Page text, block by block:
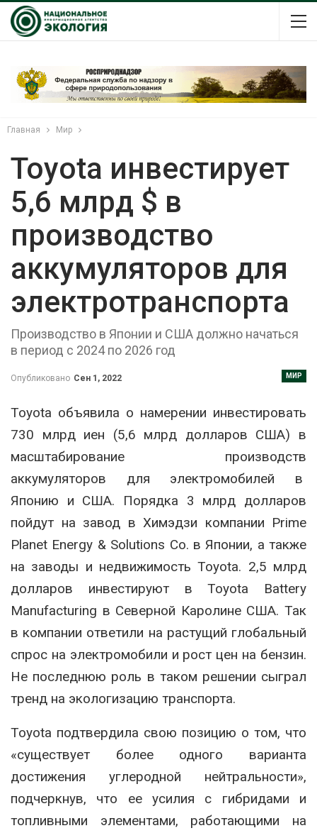
Главная Мир
Toyota инвестирует
5,6 млрд $ в
производство
аккумуляторов для
электротранспорта
Производство в Японии и США должно начаться
в период с 2024 по 2026 год
МИР
Опубликовано Сен 1, 2022
Toyota объявила о намерении инвестировать
730 млрд иен (5,6 млрд долларов США) в
масштабирование производств
аккумуляторов для электромобилей в
Японию и США. Порядка 3 млрд долларов
пойдут на завод в Химэдзи компании Prime
Planet Energy & Solutions Co. в Японии, а также
на заводы и недвижимость Toyota. 2,5 млрд
долларов инвестируют в Toyota Battery
Manufacturing в Северной Каролине США. Так
в компании ответили на растущий глобальный
спрос на электромобили и рост цен на бензин.
Не последнюю роль в таком решении сыграл
тренд на экологизацию транспорта.
Toyota подтвердила свою позицию о том, что
«существует более одного варианта
достижения углеродной нейтральности»,
подчеркнув, что ее усилия с гибридами и
топливными элементами, работающими на